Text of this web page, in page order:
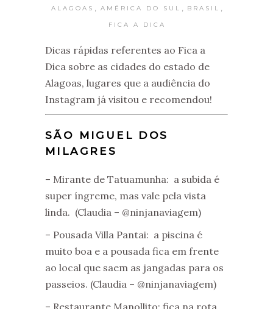
ALAGOAS AMÉRICA DO SUL BRASIL
FICA A DICA
Dicas rápidas referentes ao Fica a
Dica sobre as cidades do estado de
Alagoas, lugares que a audiência do
Instagram já visitou e recomendou!
SÃO MIGUEL DOS
MILAGRES
– Mirante de Tatuamunha: a subida é
super íngreme, mas vale pela vista
linda. (Claudia – @ninjanaviagem)
– Pousada Villa Pantai: a piscina é
muito boa e a pousada fica em frente
ao local que saem as jangadas para os
passeios. (Claudia – @ninjanaviagem)
– Restaurante Manollito: fica na rota